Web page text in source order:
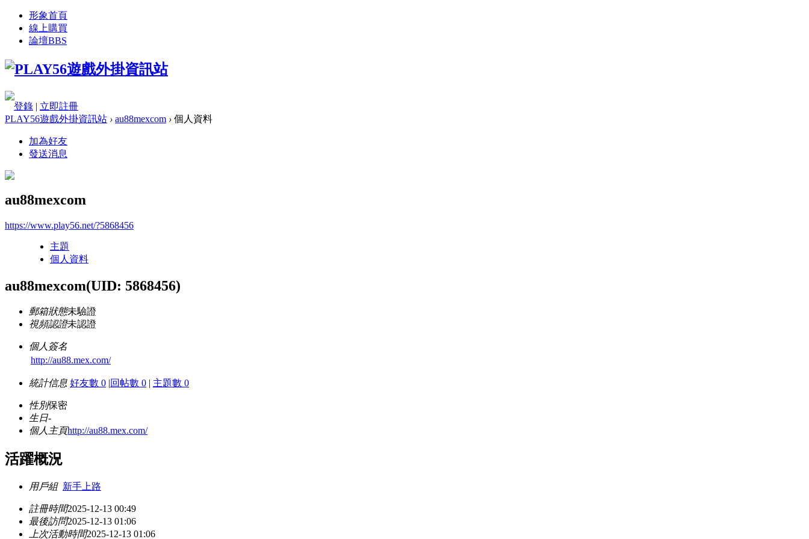
形象首頁
線上購買
論壇BBS
登錄 | 立即註冊
PLAY56遊戲外掛資訊站 › au88mexcom › 個人資料
加為好友
發送消息
au88mexcom
https://www.play56.net/?5868456
主題
個人資料
au88mexcom(UID: 5868456)
郵箱狀態未驗證
視頻認證未認證
個人簽名
http://au88.mex.com/
統計信息 好友數 0 |回帖數 0 | 主題數 0
性別保密
生日-
個人主頁http://au88.mex.com/
活躍概況
用戶組 新手上路
註冊時間2025-12-13 00:49
最後訪問2025-12-13 01:06
上次活動時間2025-12-13 01:06